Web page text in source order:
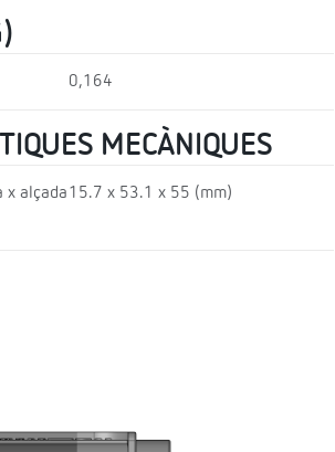
0,164
MECÀNIQUES
x alçada15.7 x 53.1 x 55 (mm)